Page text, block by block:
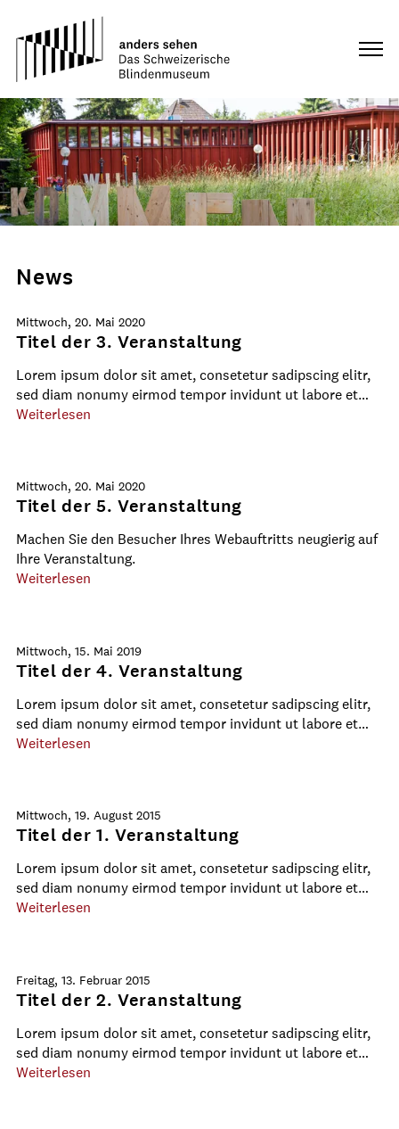
News
Mittwoch, 20. Mai 2020
Titel der 3. Veranstaltung
Lorem ipsum dolor sit amet, consetetur sadipscing elitr,
sed diam nonumy eirmod tempor invidunt ut labore et…
Weiterlesen
Mittwoch, 20. Mai 2020
Titel der 5. Veranstaltung
Machen Sie den Besucher Ihres Webauftritts neugierig auf
Ihre Veranstaltung.
Weiterlesen
Mittwoch, 15. Mai 2019
Titel der 4. Veranstaltung
Lorem ipsum dolor sit amet, consetetur sadipscing elitr,
sed diam nonumy eirmod tempor invidunt ut labore et…
Weiterlesen
Mittwoch, 19. August 2015
Titel der 1. Veranstaltung
Lorem ipsum dolor sit amet, consetetur sadipscing elitr,
sed diam nonumy eirmod tempor invidunt ut labore et…
Weiterlesen
Freitag, 13. Februar 2015
Titel der 2. Veranstaltung
Lorem ipsum dolor sit amet, consetetur sadipscing elitr,
sed diam nonumy eirmod tempor invidunt ut labore et…
Weiterlesen